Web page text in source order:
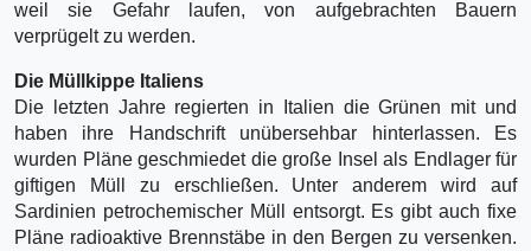
weil sie Gefahr laufen, von aufgebrachten Bauern
verprügelt zu werden.
Die Müllkippe Italiens
Die letzten Jahre regierten in Italien die Grünen mit und
haben ihre Handschrift unübersehbar hinterlassen. Es
wurden Pläne geschmiedet die große Insel als Endlager für
giftigen Müll zu erschließen. Unter anderem wird auf
Sardinien petrochemischer Müll entsorgt. Es gibt auch fixe
Pläne radioaktive Brennstäbe in den Bergen zu versenken.